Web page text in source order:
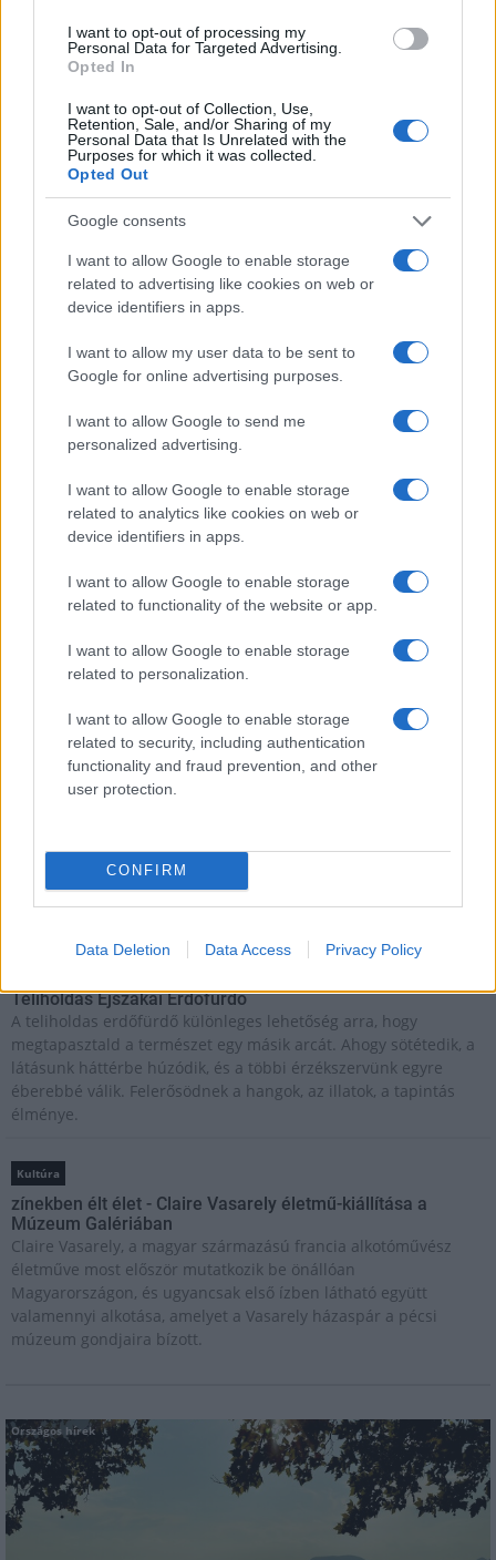
I want to opt-out of processing my
Personal Data for Targeted Advertising.
Opted In
I want to opt-out of Collection, Use,
Retention, Sale, and/or Sharing of my
Personal Data that Is Unrelated with the
Purposes for which it was collected.
Opted Out
Google consents
I want to allow Google to enable storage
related to advertising like cookies on web or
device identifiers in apps.
I want to allow my user data to be sent to
Google for online advertising purposes.
I want to allow Google to send me
personalized advertising.
I want to allow Google to enable storage
related to analytics like cookies on web or
device identifiers in apps.
I want to allow Google to enable storage
related to functionality of the website or app.
I want to allow Google to enable storage
related to personalization.
I want to allow Google to enable storage
related to security, including authentication
functionality and fraud prevention, and other
user protection.
CONFIRM
Data Deletion Data Access Privacy Policy
Országos hírek
Túlfogyasztás napja - július 30-ra
évre elegendő erőforrásait
HÍRLEVÉL
adatvédelmi
szabályzatot!
Open Orfű: mozgás, zene, közösség
Augusztus első hétvégéjén (augusztus 1-2.) a Pécsi-tó partja
Brandnyúl mini disco
Ilyen még nem volt: most a gyerkőcök bulizhatnak a Káptalan
Kertben!
Beindult az őszibarackszezon, szeptemberig élvezhetjük
A világon évente mintegy 25 millió tonna őszibarack terem, Kína
- csaknem 17 millió tonnával - messze a legnagyobb termelő.
Teliholdas Éjszakai Erdőfürdő
A teliholdas erdőfürdő különleges lehetőség arra, hogy
megtapasztald a természet egy másik arcát. Ahogy sötétedik, a
látásunk háttérbe húzódik, és a többi érzékszervünk egyre
éberebbé válik. Felerősödnek a hangok, az illatok, a tapintás
élménye.
Kultúra
zínekben élt élet - Claire Vasarely életmű-kiállítása a
Múzeum Galériában
Claire Vasarely, a magyar származású francia alkotóművész
életműve most először mutatkozik be önállóan
Magyarországon, és ugyancsak első ízben látható együtt
valamennyi alkotása, amelyet a Vasarely házaspár a pécsi
múzeum gondjaira bízott.
Országos hírek